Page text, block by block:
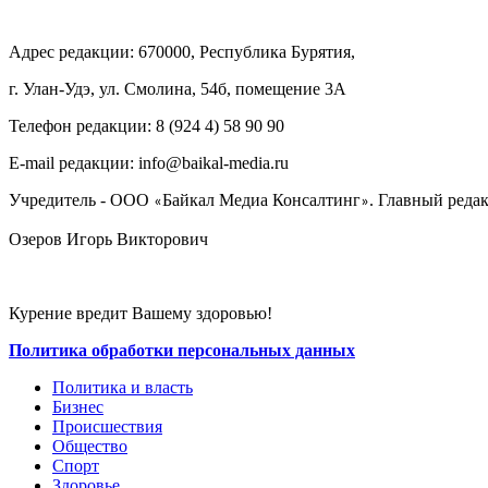
Адрес редакции: 670000, Республика Бурятия,
г. Улан-Удэ, ул. Смолина, 54б, помещение 3А
Телефон редакции: ‎‎8 (924 4) 58 90 90
E-mail редакции: info@baikal-media.ru
Учредитель - ООО «Байкал Медиа Консалтинг». Главный
Озеров Игорь Викторович
Курение вредит Вашему здоровью!
Политика обработки персональных данных
Политика и власть
Бизнес
Происшествия
Общество
Cпорт